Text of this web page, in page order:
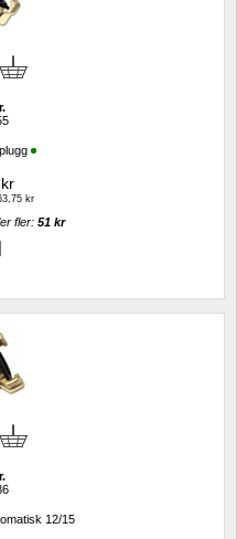
kr
kr
fler: 51 kr
12/15